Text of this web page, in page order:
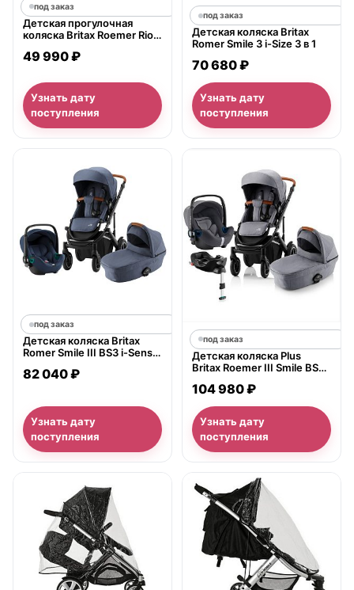
под заказ
Детская прогулочная
коляска Britax Roemer Rio
49 990 ₽
Узнать дату
поступления
под заказ
Детская коляска Britax
Romer Smile 3 i-Size 3 в 1
70 680 ₽
Узнать дату
поступления
под заказ
Детская коляска Britax
Romer Smile III BS3 i-Sense
82 040 ₽
Узнать дату
поступления
под заказ
Детская коляска Plus
Britax Roemer III Smile BS3
Sense 3 в 1
104 980 ₽
Узнать дату
поступления
нет в продаже нет в продаже